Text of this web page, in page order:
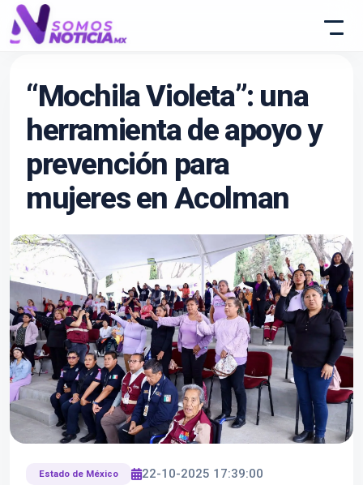
“Mochila Violeta”: una
herramienta de apoyo y
prevención para
mujeres en Acolman
Estado de México
22-10-2025 17:39:00